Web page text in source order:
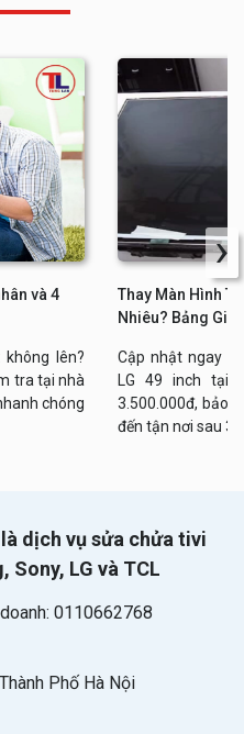
và 4
lên?
tra tại nhà
chóng
Thay Màn Hình
Nhiêu? Bảng Giá
Cập nhật ngay
LG 49 inch tại
3.500.000đ, bảo
đến tận nơi sau
›
dịch vụ sửa chửa tivi
Sony, LG và TCL
0110662768
Phố Hà Nội